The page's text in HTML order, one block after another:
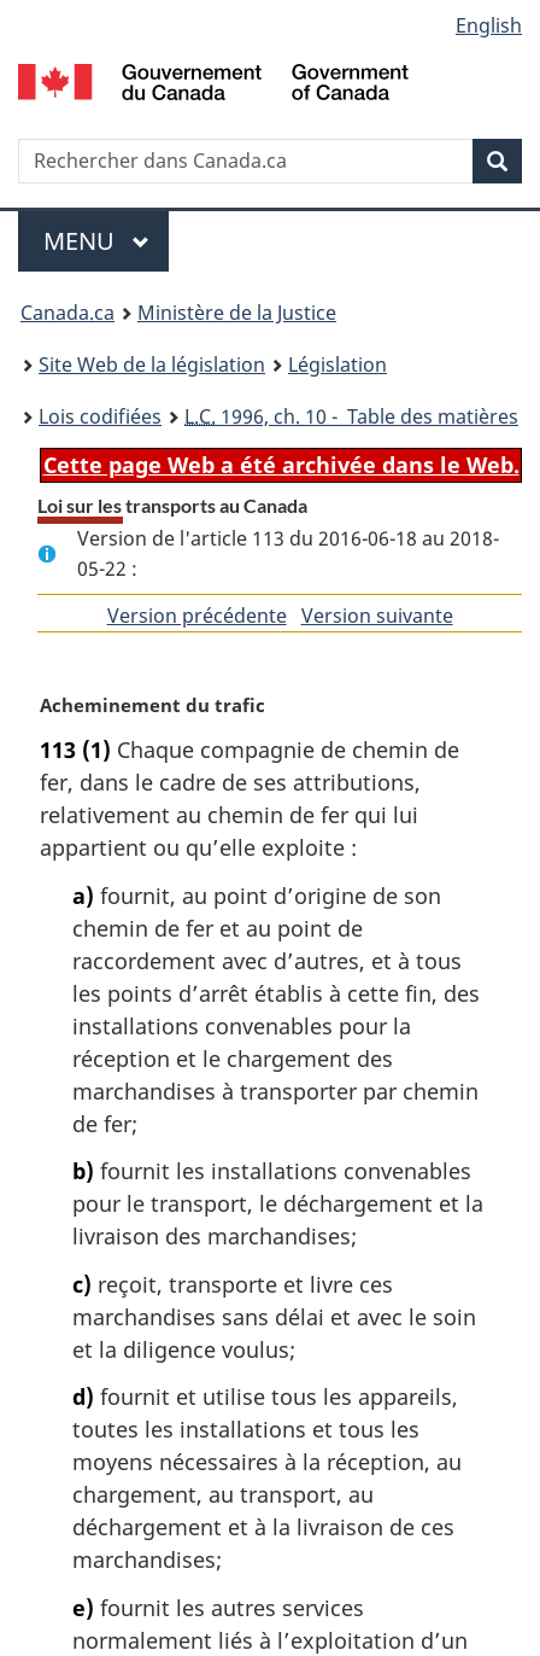
au
contenu
propos
de
la
HTML
simplifiée
selection
English
Recherche
Menu
MENU PRINCIPAL
You
are
here:
Canada.ca
Ministère de la Justice
Site Web de la législation
Législation
Lois codifiées
L.C. 1996, ch. 10 - Table des matières
Cette page Web a été archivée dans le Web.
Loi sur les transports au Canada
Version de l'article 113 du 2016-06-18 au 2018-
05-22 :
Version précédentedeVersion suivantede
N
t
e
m
a
Acheminement du trafic
113 (1) Chaque compagnie de chemin de
fer, dans le cadre de ses attributions,
relativement au chemin de fer qui lui
appartient ou qu’elle exploite :
a) fournit, au point d’origine de son
chemin de fer et au point de
raccordement avec d’autres, et à tous
les points d’arrêt établis à cette fin, des
installations convenables pour la
réception et le chargement des
marchandises à transporter par chemin
de fer;
b) fournit les installations convenables
pour le transport, le déchargement et la
livraison des marchandises;
c) reçoit, transporte et livre ces
marchandises sans délai et avec le soin
et la diligence voulus;
d) fournit et utilise tous les appareils,
toutes les installations et tous les
moyens nécessaires à la réception, au
chargement, au transport, au
déchargement et à la livraison de ces
marchandises;
e) fournit les autres services
normalement liés à l’exploitation d’un